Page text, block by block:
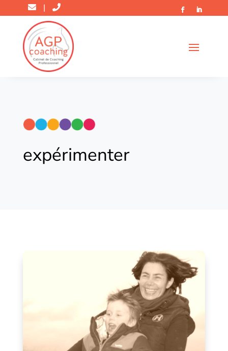
|
expérimenter